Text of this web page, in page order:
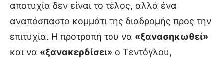
αποτυχία δεν είναι το τέλος, αλλά ένα
αναπόσπαστο κομμάτι της διαδρομής προς την
επιτυχία. Η προτροπή του να «ξανασηκωθεί»
και να «ξανακερδίσει» ο Τεντόγλου,